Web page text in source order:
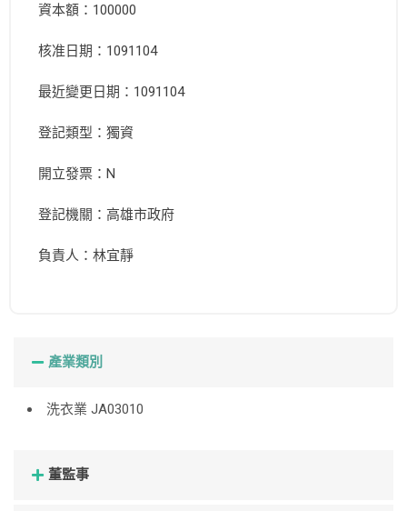
資本額：100000
核准日期：1091104
最近變更日期：1091104
登記類型：獨資
開立發票：N
登記機關：高雄市政府
負責人：林宜靜
產業類別
洗衣業 JA03010
董監事